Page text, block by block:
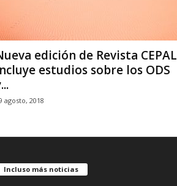
edición de Revista CEPAL
estudios sobre los ODS
agosto, 2018
Incluso más noticias